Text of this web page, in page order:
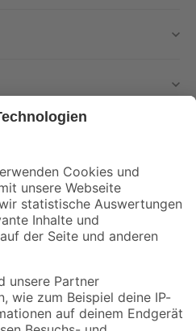
und Aktionen mehr verpassen!
Versandarten